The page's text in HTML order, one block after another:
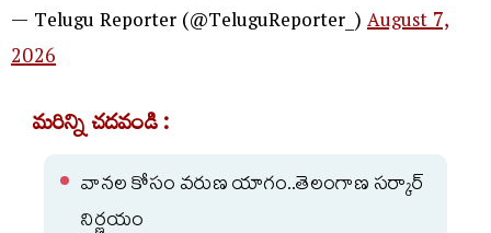
— Telugu Reporter (@TeluguReporter_)August 7,
2026
మరిన్ని చదవండి :
వానల కోసం వరుణ యాగం..తెలంగాణ సర్కార్
నిర్ణయం